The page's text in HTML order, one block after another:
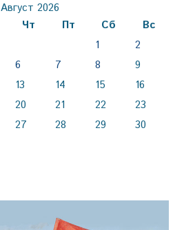
Август 2026
Чт Пт Сб
Вс
1
2
6 7 8
9
13 14 15
16
20 21 22
23
27 28 29
30